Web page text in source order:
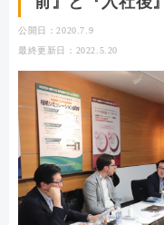
公開日：2020.7.9
最終更新日：2022.5.20